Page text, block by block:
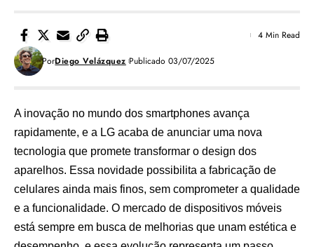
PorDiego Velázquez Publicado 03/07/2025
4 Min Read
A inovação no mundo dos smartphones avança
rapidamente, e a LG acaba de anunciar uma nova
tecnologia que promete transformar o design dos
aparelhos. Essa novidade possibilita a fabricação de
celulares ainda mais finos, sem comprometer a qualidade
e a funcionalidade. O mercado de dispositivos móveis
está sempre em busca de melhorias que unam estética e